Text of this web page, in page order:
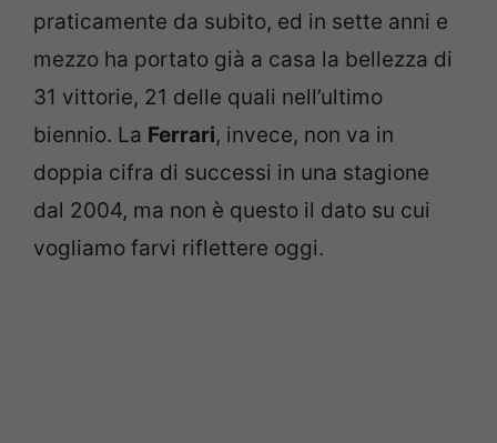
praticamente da subito, ed in sette anni e
mezzo ha portato già a casa la bellezza di
31 vittorie, 21 delle quali nell’ultimo
biennio. La Ferrari, invece, non va in
doppia cifra di successi in una stagione
dal 2004, ma non è questo il dato su cui
vogliamo farvi riflettere oggi.